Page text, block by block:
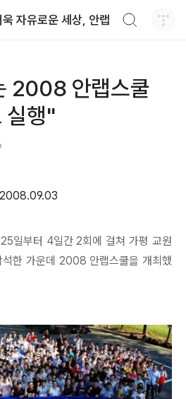
자유로운 세상, 안랩
2008 안랩스쿨
실행"
2008.09.03
일부터 4일간 2회에 걸쳐 가평 교원
석한 가운데 2008 안랩스쿨을 개최했